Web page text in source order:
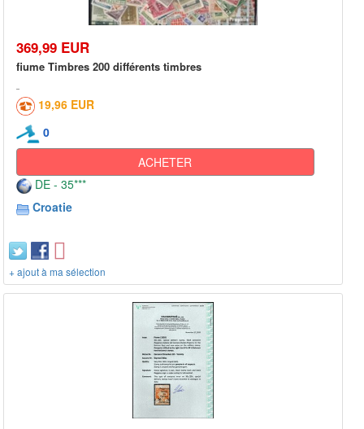
369,99 EUR
fiume Timbres 200 différents timbres
19,96 EUR
0
ACHETER
DE - 35***
Croatie
+ ajout à ma sélection